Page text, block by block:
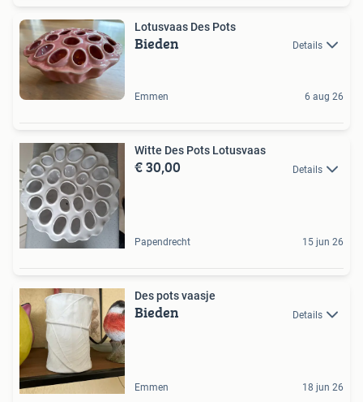
Lotusvaas Des Pots
Bieden Details
Emmen 6 aug 26
Witte Des Pots Lotusvaas
€ 30,00 Details
Papendrecht 15 jun 26
Des pots vaasje
Bieden Details
Emmen 18 jun 26